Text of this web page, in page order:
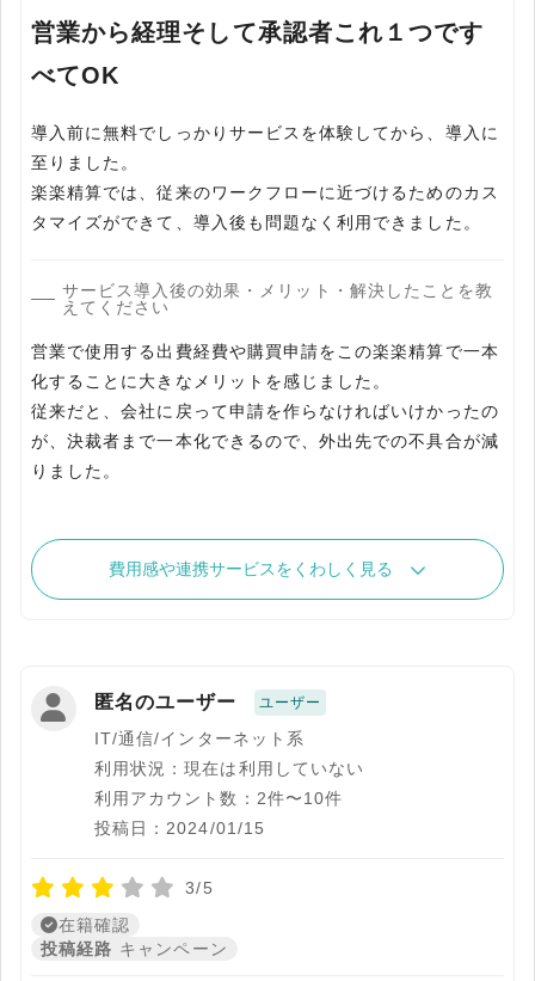
営業から経理そして承認者これ１つです
べてOK
導入前に無料でしっかりサービスを体験してから、導入に
至りました。
楽楽精算では、従来のワークフローに近づけるためのカス
サービス導入後の効果・メリット・解決したことを教
えてください
営業で使用する出費経費や購買申請をこの楽楽精算で一本
化することに大きなメリットを感じました。
従来だと、会社に戻って申請を作らなければいけかったの
が、決裁者まで一本化できるので、外出先での不具合が減
費用感や連携サービスをくわしく見る
匿名のユーザー ユーザー
IT/通信/インターネット系
利用状況：現在は利用していない
利用アカウント数：2件〜10件
投稿日：2024/01/15
3/5
在籍確認
投稿経路 キャンペーン